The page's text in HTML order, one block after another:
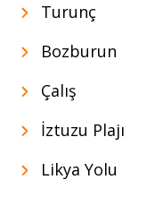
Turunç
Bozburun
Çalış
İztuzu Plajı
Likya Yolu